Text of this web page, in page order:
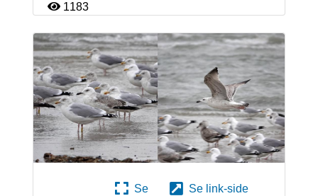
1183
Se
Se link-side